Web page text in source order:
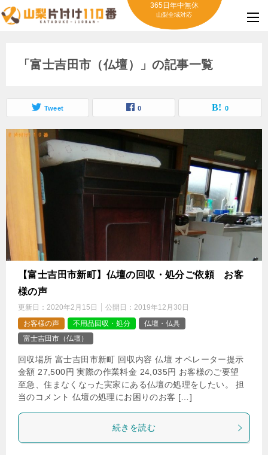
365日年中無休
山梨全域対応
「富士吉田市（仏壇）」の記事一覧
Tweet 0 0
【富士吉田市新町】仏壇の回収・処分ご依頼 お客
様の声
更新日： 2020年2月15日 公開日： 2019年12月30日
お客様の声
不用品回収・処分
仏壇・仏具
富士吉田市（仏壇）
回収場所 富士吉田市新町 回収内容 仏壇 オペレーター提示
金額 27,500円 実際の作業料金 24,035円 お客様のご要望
至急、住まなくなった実家にある仏壇の処理をしたい。 担
当のコメント 仏壇の処理にお困りのお客 […]
続きを読む